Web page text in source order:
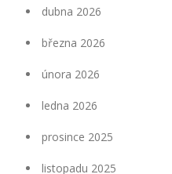
dubna 2026
března 2026
února 2026
ledna 2026
prosince 2025
listopadu 2025